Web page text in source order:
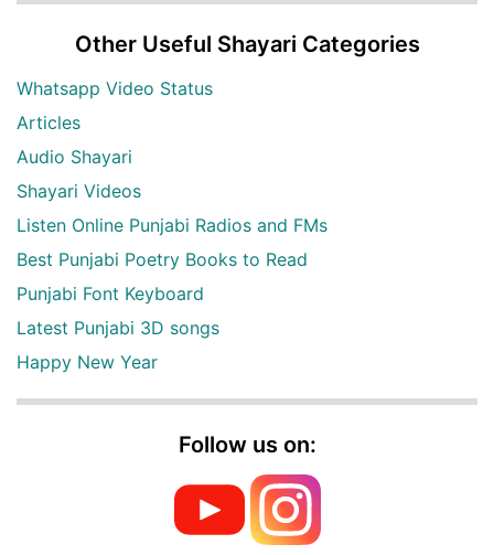
Other Useful Shayari Categories
Whatsapp Video Status
Articles
Audio Shayari
Shayari Videos
Listen Online Punjabi Radios and FMs
Best Punjabi Poetry Books to Read
Punjabi Font Keyboard
Latest Punjabi 3D songs
Happy New Year
Follow us on: